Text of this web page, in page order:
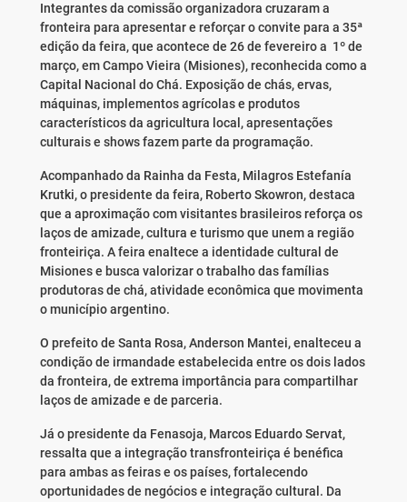
Integrantes da comissão organizadora cruzaram a
fronteira para apresentar e reforçar o convite para a 35ª
edição da feira, que acontece de 26 de fevereiro a 1º de
março, em Campo Vieira (Misiones), reconhecida como a
Capital Nacional do Chá. Exposição de chás, ervas,
máquinas, implementos agrícolas e produtos
característicos da agricultura local, apresentações
culturais e shows fazem parte da programação.
Acompanhado da Rainha da Festa, Milagros Estefanía
Krutki, o presidente da feira, Roberto Skowron, destaca
que a aproximação com visitantes brasileiros reforça os
laços de amizade, cultura e turismo que unem a região
fronteiriça. A feira enaltece a identidade cultural de
Misiones e busca valorizar o trabalho das famílias
produtoras de chá, atividade econômica que movimenta
o município argentino.
O prefeito de Santa Rosa, Anderson Mantei, enalteceu a
condição de irmandade estabelecida entre os dois lados
da fronteira, de extrema importância para compartilhar
laços de amizade e de parceria.
Já o presidente da Fenasoja, Marcos Eduardo Servat,
ressalta que a integração transfronteiriça é benéfica
para ambas as feiras e os países, fortalecendo
oportunidades de negócios e integração cultural. Da